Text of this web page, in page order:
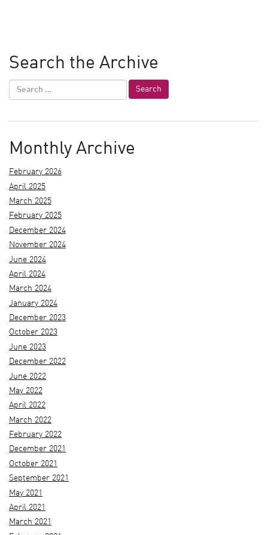
Search the Archive
Monthly Archive
February 2026
April 2025
March 2025
February 2025
December 2024
November 2024
June 2024
April 2024
March 2024
January 2024
December 2023
October 2023
June 2023
December 2022
June 2022
May 2022
April 2022
March 2022
February 2022
December 2021
October 2021
September 2021
May 2021
April 2021
March 2021